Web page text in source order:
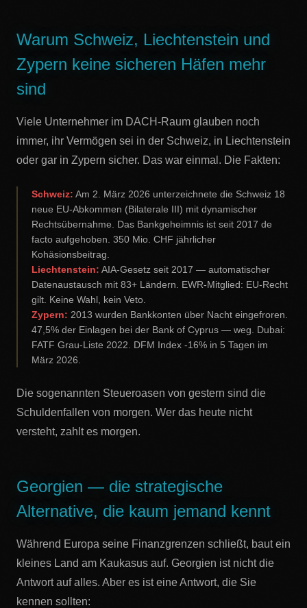
Warum Schweiz, Liechtenstein und
Zypern keine sicheren Häfen mehr
sind
Viele Unternehmer im DACH-Raum glauben noch
immer, ihr Vermögen sei in der Schweiz, in Liechtenstein
oder gar in Zypern sicher. Das war einmal. Die Fakten:
Schweiz: Am 2. März 2026 unterzeichnete die Schweiz 18
neue EU-Abkommen (Bilaterale III) mit dynamischer
Rechtsübernahme. Das Bankgeheimnis ist seit 2017 de
facto aufgehoben. 350 Mio. CHF jährlicher
Kohäsionsbeitrag.
Liechtenstein: AIA-Gesetz seit 2017 — automatischer
Datenaustausch mit 83+ Ländern. EWR-Mitglied: EU-Recht
gilt. Keine Wahl, kein Veto.
Zypern: 2013 wurden Bankkonten über Nacht eingefroren.
47,5% der Einlagen bei der Bank of Cyprus — weg. Dubai:
FATF Grau-Liste 2022. DFM Index -16% in 5 Tagen im
März 2026.
Die sogenannten Steueroasen von gestern sind die
Schuldenfallen von morgen. Wer das heute nicht
versteht, zahlt es morgen.
Georgien — die strategische
Alternative, die kaum jemand kennt
Während Europa seine Finanzgrenzen schließt, baut ein
kleines Land am Kaukasus auf. Georgien ist nicht die
Antwort auf alles. Aber es ist eine Antwort, die Sie
kennen sollten: